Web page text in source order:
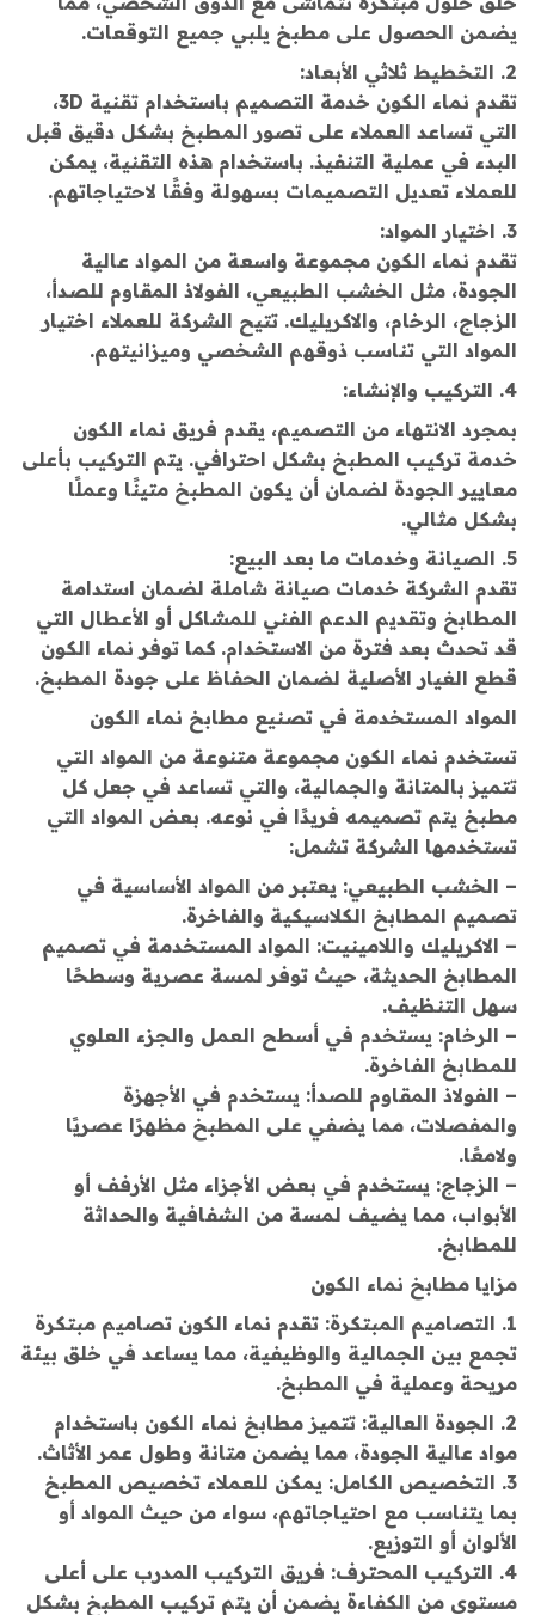
يضمن الحصول على مطبخ يلبي جميع التوقعات.
2. التخطيط ثلاثي الأبعاد:
تقدم نماء الكون خدمة التصميم باستخدام تقنية 3D،
التي تساعد العملاء على تصور المطبخ بشكل دقيق قبل
البدء في عملية التنفيذ. باستخدام هذه التقنية، يمكن
للعملاء تعديل التصميمات بسهولة وفقًا لاحتياجاتهم.
3. اختيار المواد:
تقدم نماء الكون مجموعة واسعة من المواد عالية
الجودة، مثل الخشب الطبيعي، الفولاذ المقاوم للصدأ،
الزجاج، الرخام، والاكريليك. تتيح الشركة للعملاء اختيار
المواد التي تناسب ذوقهم الشخصي وميزانيتهم.
4. التركيب والإنشاء:
بمجرد الانتهاء من التصميم، يقدم فريق نماء الكون
خدمة تركيب المطبخ بشكل احترافي. يتم التركيب بأعلى
معايير الجودة لضمان أن يكون المطبخ متينًا وعملًا
بشكل مثالي.
5. الصيانة وخدمات ما بعد البيع:
تقدم الشركة خدمات صيانة شاملة لضمان استدامة
المطابخ وتقديم الدعم الفني للمشاكل أو الأعطال التي
قد تحدث بعد فترة من الاستخدام. كما توفر نماء الكون
قطع الغيار الأصلية لضمان الحفاظ على جودة المطبخ.
المواد المستخدمة في تصنيع مطابخ نماء الكون
تستخدم نماء الكون مجموعة متنوعة من المواد التي
تتميز بالمتانة والجمالية، والتي تساعد في جعل كل
مطبخ يتم تصميمه فريدًا في نوعه. بعض المواد التي
تستخدمها الشركة تشمل:
– الخشب الطبيعي: يعتبر من المواد الأساسية في
تصميم المطابخ الكلاسيكية والفاخرة.
– الاكريليك واللامينيت: المواد المستخدمة في تصميم
المطابخ الحديثة، حيث توفر لمسة عصرية وسطحًا
سهل التنظيف.
– الرخام: يستخدم في أسطح العمل والجزء العلوي
للمطابخ الفاخرة.
– الفولاذ المقاوم للصدأ: يستخدم في الأجهزة
والمفصلات، مما يضفي على المطبخ مظهرًا عصريًا
ولامعًا.
– الزجاج: يستخدم في بعض الأجزاء مثل الأرفف أو
الأبواب، مما يضيف لمسة من الشفافية والحداثة
للمطابخ.
مزايا مطابخ نماء الكون
1. التصاميم المبتكرة: تقدم نماء الكون تصاميم مبتكرة
تجمع بين الجمالية والوظيفية، مما يساعد في خلق بيئة
مريحة وعملية في المطبخ.
2. الجودة العالية: تتميز مطابخ نماء الكون باستخدام
مواد عالية الجودة، مما يضمن متانة وطول عمر الأثاث.
3. التخصيص الكامل: يمكن للعملاء تخصيص المطبخ
بما يتناسب مع احتياجاتهم، سواء من حيث المواد أو
الألوان أو التوزيع.
4. التركيب المحترف: فريق التركيب المدرب على أعلى
مستوى من الكفاءة يضمن أن يتم تركيب المطبخ بشكل